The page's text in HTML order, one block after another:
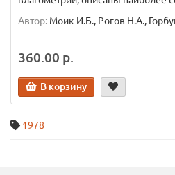
Автор: Моик И.Б., Рогов Н.А.,
360.00 р.
В корзину
1978